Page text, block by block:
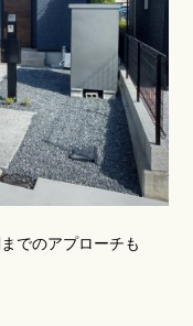
でのアプローチも